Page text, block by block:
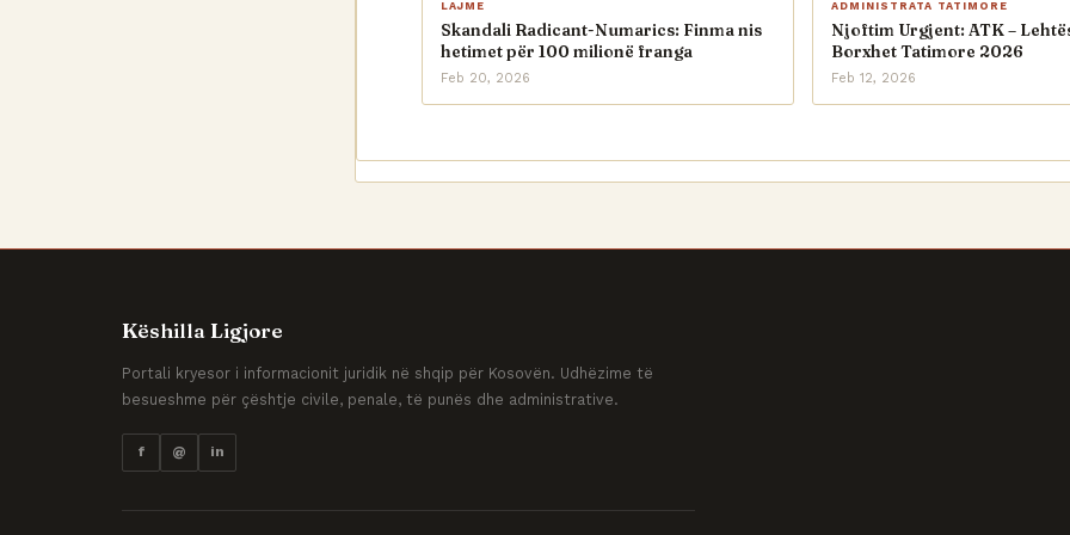
LAJME
Skandali Radicant-Numarics: Finma nis
hetimet për 100 milionë franga
Feb 20, 2026
ADMINISTRATA TATIMORE
Njoftim Urgjent: ATK –
Borxhet Tatimore 2026
Feb 12, 2026
Këshilla Ligjore
Portali kryesor i informacionit juridik në shqip për Kosovën. Udhëzime të
besueshme për çështje civile, penale, të punës dhe administrative.
f @ in